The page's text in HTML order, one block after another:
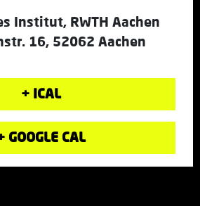
Institut, RWTH Aachen
16, 52062 Aachen
+ ICAL
GOOGLE CAL